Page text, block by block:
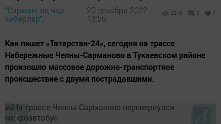
"Сарман: иң яңа
хәбәрләр",
20 декабря 2022 -
13:56
2046 0 1
Как пишет «Татарстан-24», сегодня на трассе
Набережные Челны-Сарманово в Тукаевском районе
произошло массовое дорожно-транспортное
происшествие с двумя пострадавшими.
❮ ❯